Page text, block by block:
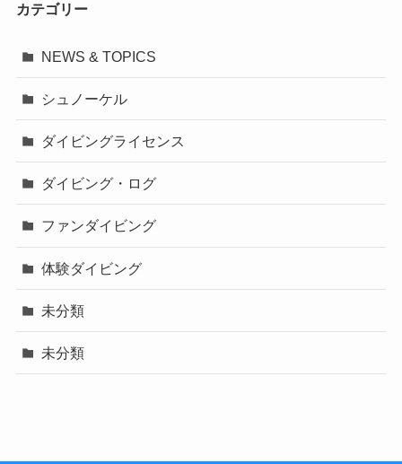
カテゴリー
NEWS & TOPICS
シュノーケル
ダイビングライセンス
ダイビング・ログ
ファンダイビング
体験ダイビング
未分類
未分類